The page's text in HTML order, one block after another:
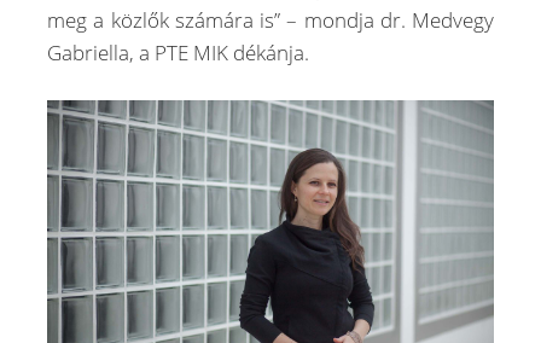
meg a közlők számára is” – mondja dr. Medvegy
Gabriella, a PTE MIK dékánja.